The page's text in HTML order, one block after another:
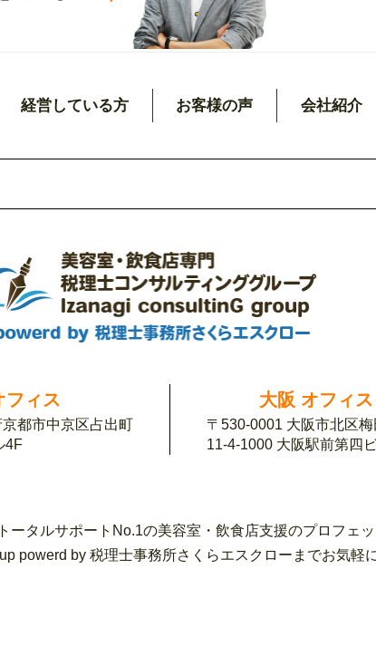
経営している方 お客様の声 会社紹介
フィス
都市中京区占出町
4F
大阪 オフィス
〒530-0001 大阪市北区梅
11-4-1000 大阪駅前第四
ータルサポートNo.1の美容室・飲食店支援のプロフェ
powerd by 税理士事務所さくらエスクローまでお気軽